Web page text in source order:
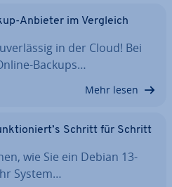
Anbieter im Vergleich
in der Cloud! Bei
Backups…
Mehr lesen
Schritt für Schritt
wie Sie ein Debian 13-
System…